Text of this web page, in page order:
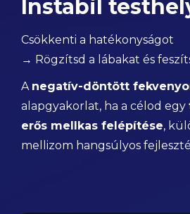
Instabil
Csökkenti a hatékonyságot
→ Rögzítsd a lábakat és
A negatív-döntött
alapgyakorlat, ha a célod egy
erős mellkas felépítése,
mellizom hangsúlyos